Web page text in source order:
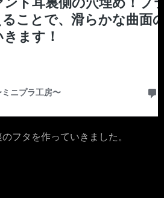
フタを作っていきました。